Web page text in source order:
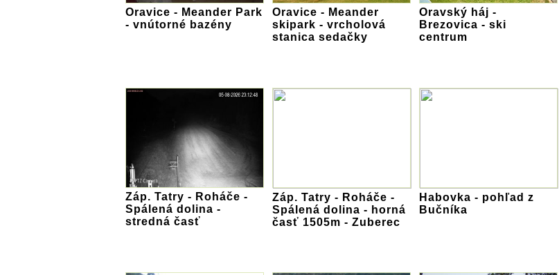
Oravice - Meander Park
- vnútorné bazény
Oravice - Meander
skipark - vrcholová
stanica sedačky
Oravský háj -
Brezovica - ski
centrum
Záp. Tatry - Roháče -
Spálená dolina -
stredná časť
Záp. Tatry - Roháče -
Spálená dolina - horná
časť 1505m - Zuberec
Habovka - pohľad z
Bučníka